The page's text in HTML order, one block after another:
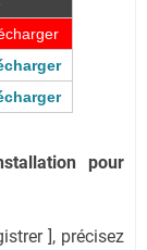
pour
], précisez